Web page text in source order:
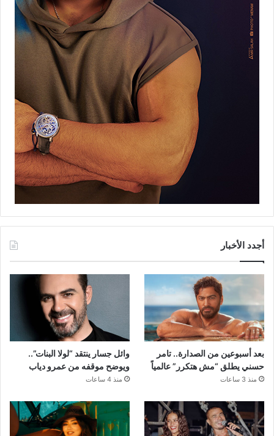
أجدد الأخبار
بعد أسبوعين من الصدارة.. تامر
حسني يطلق “مش هتكرر” عالمياً
منذ 3 ساعات
وائل جسار ينتقد “لولا البنات”..
ويوضح موقفه من عمرو دياب
منذ 4 ساعات